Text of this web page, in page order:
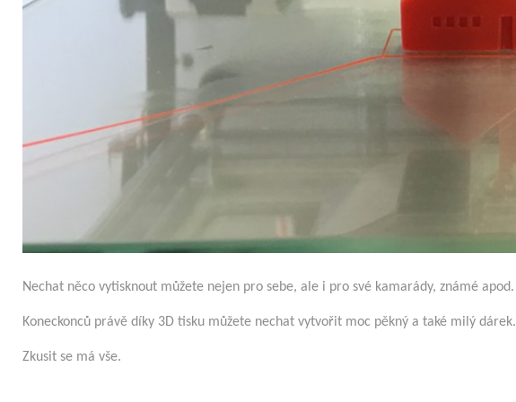
Nechat něco vytisknout můžete nejen pro sebe, ale i pro své kamarády, známé apod.
Koneckonců právě díky 3D tisku můžete nechat vytvořit moc pěkný a také milý dárek.
Zkusit se má vše.